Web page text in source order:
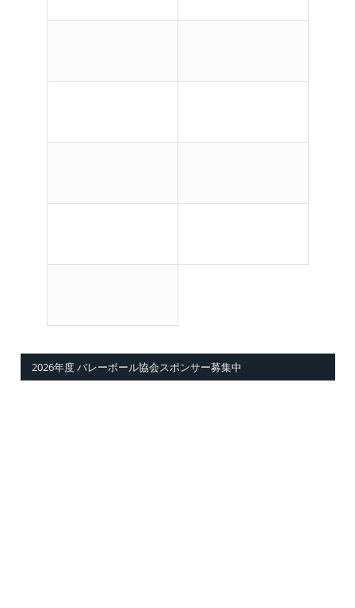
2026年度 バレーボール協会スポンサー募集中